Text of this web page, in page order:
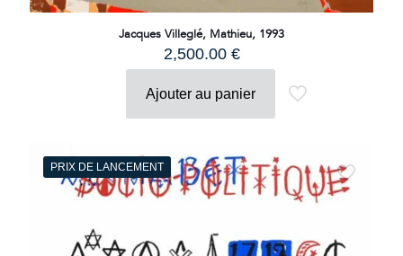
Jacques Villeglé, Mathieu, 1993
2,500.00 €
Ajouter au panier
PRIX DE LANCEMENT